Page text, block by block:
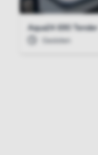
Aqua24 690 Tender
Gesloten